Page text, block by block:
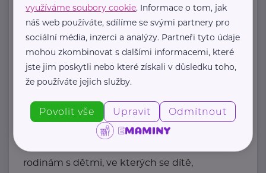
Ministerstvo zdravotnictví ČR
Palackého náměstí 375/4 Praha 2
https://www.mzcr.cz/
+420 224 971 111
mzcr@mzcr.cz
Nadace Dobrý anděl
Praha 5
rodinám s dětmi, ve kterých se dítě,
využíváme soubory cookie. Informace o tom, jak
náš web používáte, sdílíme se svými partnery pro
sociální média, inzerci a analýzy. Partneři tyto údaje
mohou zkombinovat s dalšími informacemi, které
jste jim poskytli nebo které získali v důsledku toho,
že používáte jejich služby.
Povolit vše Upravit Odmítnout